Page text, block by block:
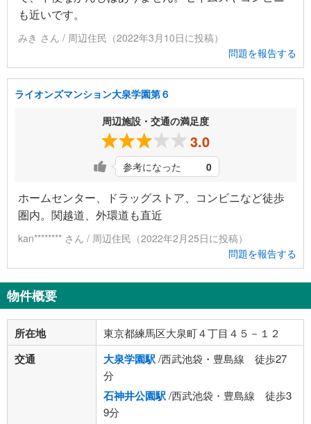
も近いです。
みき さん / 周辺住民（2022年3月10日に投稿）
問題を報告する
ライオンズマンション大泉学園第６
周辺施設・交通の満足度
3.0
参考になった 0
ホームセンター、ドラッグストア、コンビニなど徒歩
圏内。関越道、外環道も直近
kan******** さん / 周辺住民（2022年2月25日に投稿）
問題を報告する
物件概要
所在地 東京都練馬区大泉町４丁目４５－１２
交通 大泉学園駅/西武池袋・豊島線 徒歩27
分
石神井公園駅/西武池袋・豊島線 徒歩3
9分